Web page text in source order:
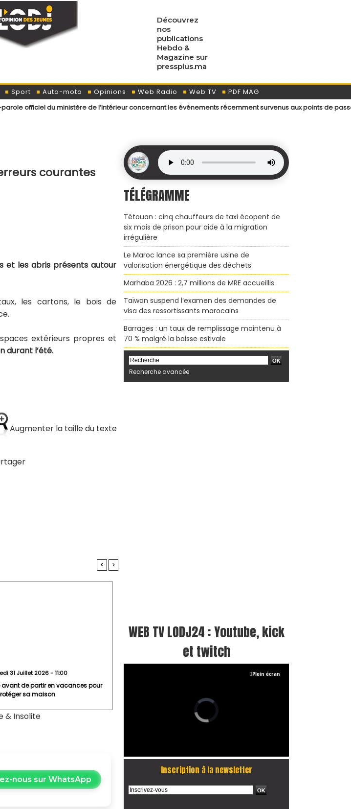
Découvrez
nos
publications
Hebdo &
Magazine sur
pressplus.ma
Sport Auto-moto Opinions Web Radio Web TV
PDF MAG
ministère de l’Intérieur concernant les événements récemment survenus aux points de passage menant
courantes
et les abris présents autour
les cartons, le bois de
extérieurs propres et
durant l’été.
Augmenter la taille du texte
< >
31 Juillet 2026 - 11:00
avant de partir en vacances pour
sa maison
& Insolite
nous sur WhatsApp
TÉLÉGRAMME
Tétouan : cinq chauffeurs de taxi écopent de
six mois de prison pour aide à la migration
irrégulière
Le Maroc lance sa première usine de
valorisation énergétique des déchets
Marhaba 2026 : 2,7 millions de MRE accueillis
Taïwan suspend l’examen des demandes de
visa des ressortissants marocains
Barrages : un taux de remplissage maintenu à
70 % malgré la baisse estivale
Recherche avancée
WEB TV LODJ24 : Youtube, kick
et twitch
Plein écran
Inscription à la newsletter